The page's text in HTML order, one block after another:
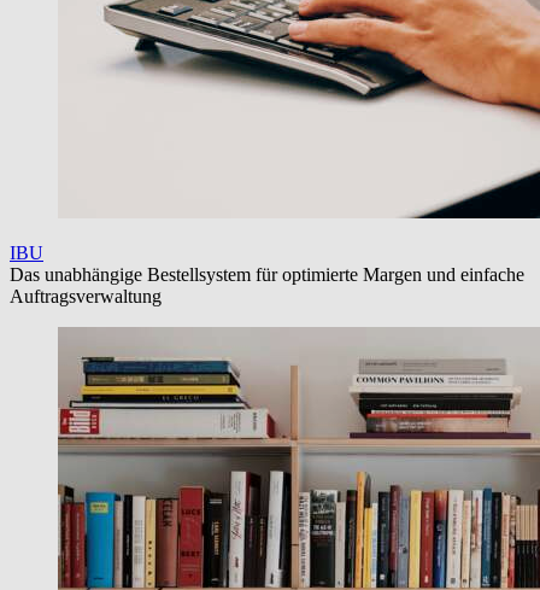
IBU
Das unabhängige Bestellsystem für optimierte Margen und einfache
Auftragsverwaltung